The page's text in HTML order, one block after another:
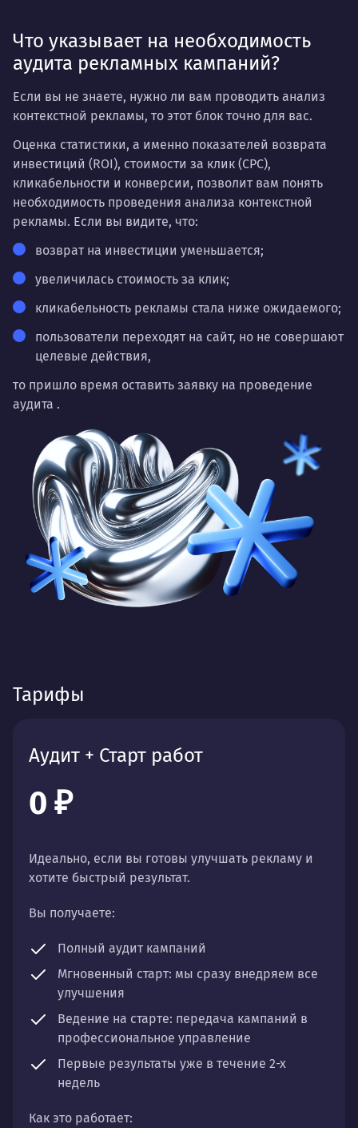
Что указывает на необходимость
аудита рекламных кампаний?
Если вы не знаете, нужно ли вам проводить анализ
контекстной рекламы, то этот блок точно для вас.
Оценка статистики, а именно показателей возврата
инвестиций (ROI), стоимости за клик (CPC),
кликабельности и конверсии, позволит вам понять
необходимость проведения анализа контекстной
рекламы. Если вы видите, что:
возврат на инвестиции уменьшается;
увеличилась стоимость за клик;
кликабельность рекламы стала ниже ожидаемого;
пользователи переходят на сайт, но не совершают
целевые действия,
то пришло время оставить заявку на проведение
аудита .
Тарифы
Аудит + Старт работ
0 ₽
Идеально, если вы готовы улучшать рекламу и
хотите быстрый результат.
Вы получаете:
Полный аудит кампаний
Мгновенный старт: мы сразу внедряем все
улучшения
Ведение на старте: передача кампаний в
профессиональное управление
Первые результаты уже в течение 2-х
недель
Как это работает: